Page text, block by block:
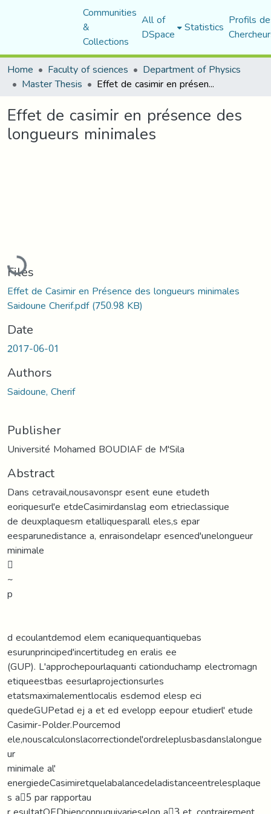
Communities
&
Collections
All of
DSpace Statistics Profils
Home
Faculty of sciences Department of Physics
Master Thesis Effet de casimir en présence des longueurs minimales
Effet de casimir en présence des
longueurs minimales
Loading...
Files
Effet de Casimir en Présence des longueurs minimales
Saidoune Cherif.pdf(750.98 KB)
Date
2017-06-01
Authors
Saidoune, Cherif
Publisher
Université Mohamed BOUDIAF de M'Sila
Abstract
Dans cetravail,nousavonspr esent eune etudeth
eoriquesurl'e etdeCasimirdanslag eom etrieclassique
de deuxplaquesm etalliquesparall eles,s epar
eesparunedistance a, enraisondelapr esenced'unelongueur
minimale
􀀀
~
p
d ecoulantdemod elem ecaniquequantiquebas
esurunprinciped'incertitudeg en eralis ee
(GUP). L'approchepourlaquanti cationduchamp electromagn
etiqueestbas eesurlaprojectionsurles
etatsmaximalementlocalis esdemod elesp eci
quedeGUPetad ej a et ed evelopp eepour etudierl' etude
Casimir-Polder.Pourcemod
ele,nouscalculonslacorrectiondel'ordreleplusbasdanslalongue
ur
minimale al'
energiedeCasimiretquelabalancedeladistanceentrelesplaque
s a􀀀5 par rapportau